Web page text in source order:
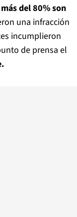
más del 80% son
una infracción
incumplieron
de prensa el